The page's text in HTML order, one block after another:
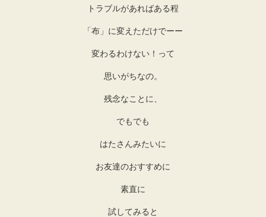
トラブルがあればある程
「布」に変えただけでーー
変わるわけない！って
思いがちなの。
残念なことに、
でもでも
はたさんみたいに
お友達のおすすめに
素直に
試してみると